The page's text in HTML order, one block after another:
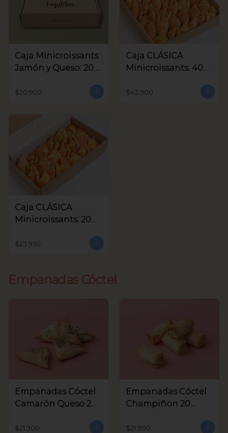
Caja Minicroissants
Jamón y Queso: 20
$20.900
Caja CLÁSICA
Minicroissants: 40
$43.900
Caja CLÁSICA
Minicroissants: 20
$23.950
Empanadas Cóctel
Empanadas Cóctel
Camarón Queso 20
$21.900
Empanadas Cóctel
Champiñon 20
$21.900